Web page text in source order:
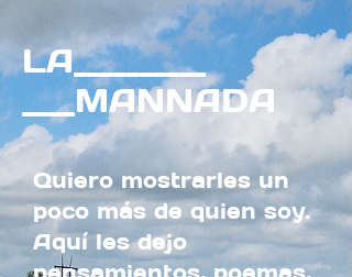
LA__________
____MANNADA
Quiero mostrarles un
poco más de quien soy.
Aquí les dejo